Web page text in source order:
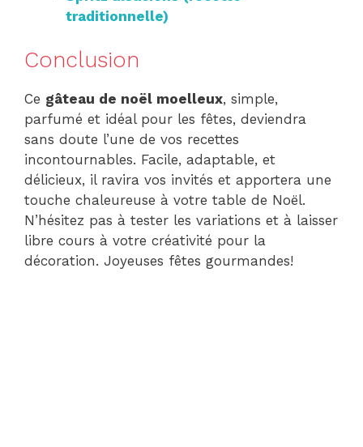
traditionnelle)
Conclusion
Ce gâteau de noël moelleux, simple,
parfumé et idéal pour les fêtes, deviendra
sans doute l’une de vos recettes
incontournables. Facile, adaptable, et
délicieux, il ravira vos invités et apportera une
touche chaleureuse à votre table de Noël.
N’hésitez pas à tester les variations et à laisser
libre cours à votre créativité pour la
décoration. Joyeuses fêtes gourmandes!